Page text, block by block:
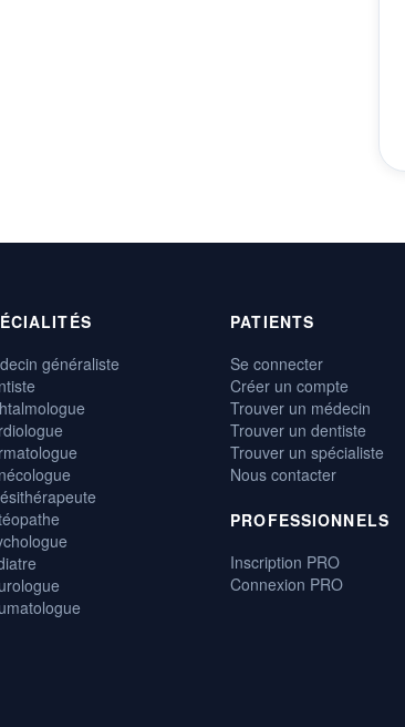
généraliste
PATIENTS
Se connecter
Créer un compte
Trouver un médecin
Trouver un dentiste
Trouver un spécialiste
Nous contacter
PROFESSIONNELS
Inscription PRO
Connexion PRO